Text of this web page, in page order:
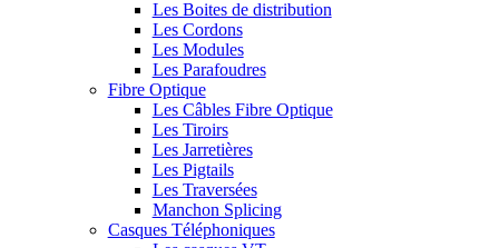
Les Boites de distribution
Les Cordons
Les Modules
Les Parafoudres
Fibre Optique
Les Câbles Fibre Optique
Les Tiroirs
Les Jarretières
Les Pigtails
Les Traversées
Manchon Splicing
Casques Téléphoniques